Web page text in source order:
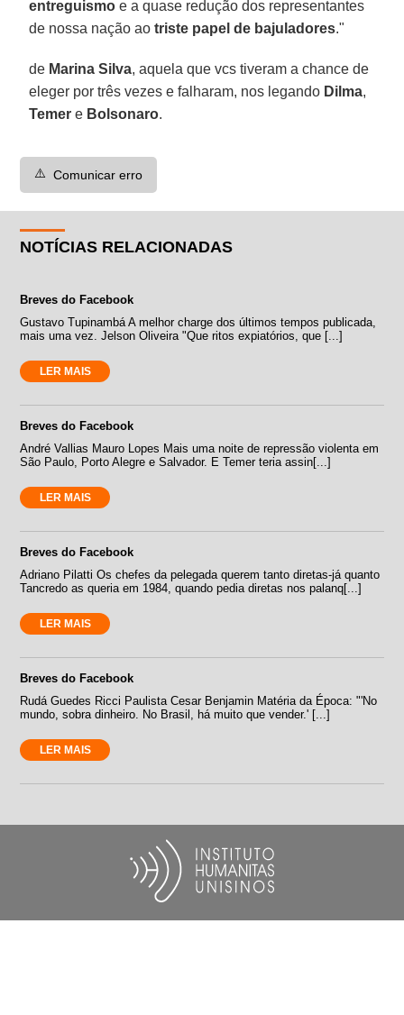
entreguismo e a quase redução dos representantes
de nossa nação aotriste papel de bajuladores."
de Marina Silva, aquela que vcs tiveram a chance de
eleger por três vezes e falharam, nos legando Dilma,
Temer e Bolsonaro.
⚠️ Comunicar erro
NOTÍCIAS RELACIONADAS
Breves do Facebook
Gustavo Tupinambá A melhor charge dos últimos tempos publicada,
mais uma vez. Jelson Oliveira "Que ritos expiatórios, que [...]
LER MAIS
Breves do Facebook
André Vallias Mauro Lopes Mais uma noite de repressão violenta em
São Paulo, Porto Alegre e Salvador. E Temer teria assin[...]
LER MAIS
Breves do Facebook
Adriano Pilatti Os chefes da pelegada querem tanto diretas-já quanto
Tancredo as queria em 1984, quando pedia diretas nos palanq[...]
LER MAIS
Breves do Facebook
Rudá Guedes Ricci Paulista Cesar Benjamin Matéria da Época: "'No
mundo, sobra dinheiro. No Brasil, há muito que vender.' [...]
LER MAIS